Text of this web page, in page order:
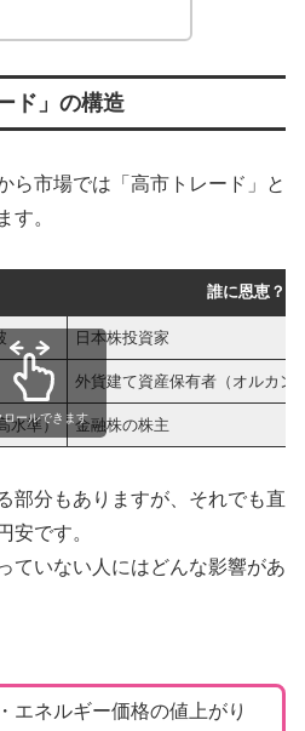
ド」の構造
ら市場では「高市トレード」と
す。
誰に恩恵？
日本株投資家
外貨建て資産保有者（オルカン
水準） 金融株の株主
ロールできます
部分もありますが、それでも直
安です。
ていない人にはどんな影響があ
エネルギー価格の値上がり